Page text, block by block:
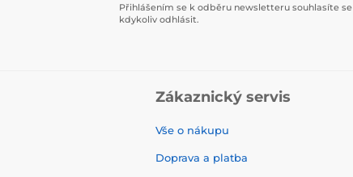
Přihlášením se k odběru newsletteru souhlasíte se
kdykoliv odhlásit.
Zákaznický servis
Vše o nákupu
Doprava a platba